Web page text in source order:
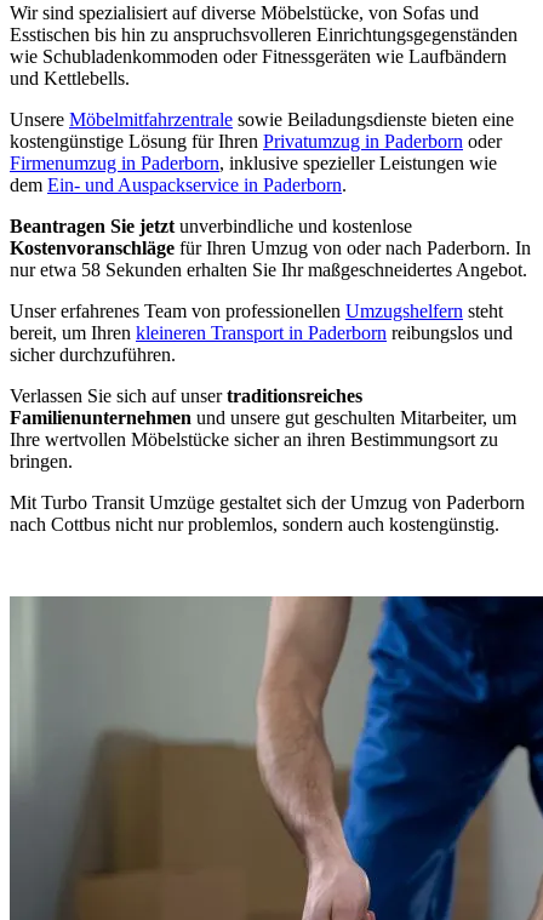
Wir sind spezialisiert auf diverse Möbelstücke, von Sofas und
Esstischen bis hin zu anspruchsvolleren Einrichtungsgegenständen
wie Schubladenkommoden oder Fitnessgeräten wie Laufbändern
und Kettlebells.
Unsere Möbelmitfahrzentrale sowie Beiladungsdienste bieten eine
kostengünstige Lösung für Ihren Privatumzug in Paderborn oder
Firmenumzug in Paderborn, inklusive spezieller Leistungen wie
dem Ein- und Auspackservice in Paderborn.
Beantragen Sie jetzt unverbindliche und kostenlose
Kostenvoranschläge für Ihren Umzug von oder nach Paderborn. In
nur etwa 58 Sekunden erhalten Sie Ihr maßgeschneidertes Angebot.
Unser erfahrenes Team von professionellen Umzugshelfern steht
bereit, um Ihren kleineren Transport in Paderborn reibungslos und
sicher durchzuführen.
Verlassen Sie sich auf unsertraditionsreiches
Familienunternehmen und unsere gut geschulten Mitarbeiter, um
Ihre wertvollen Möbelstücke sicher an ihren Bestimmungsort zu
bringen.
Mit Turbo Transit Umzüge gestaltet sich der Umzug von Paderborn
nach Cottbus nicht nur problemlos, sondern auch kostengünstig.